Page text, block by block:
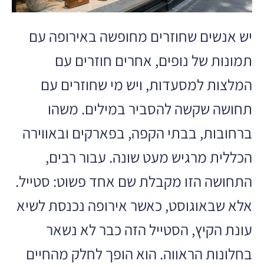
יש אנשים שחוזרים מחופשה באירופה עם
תמונות של נופים, אחרים חוזרים עם
המלצות למסעדות, ויש מי שחוזרים עם
תחושה שקשה להסביר במילים. משהו
ברחובות, בבתי הקפה, בפארקים ובאווירה
הכללית מרגיש מעט שונה. עבור רבים,
התחושה הזו מקבלת שם אחד פשוט: סטייל.
אלא שבאוגוסט, כאשר אירופה נכנסת לשיא
עונת הקיץ, הסטייל הזה כבר לא נשאר
בחלונות הראווה. הוא הופך לחלק מהחיים